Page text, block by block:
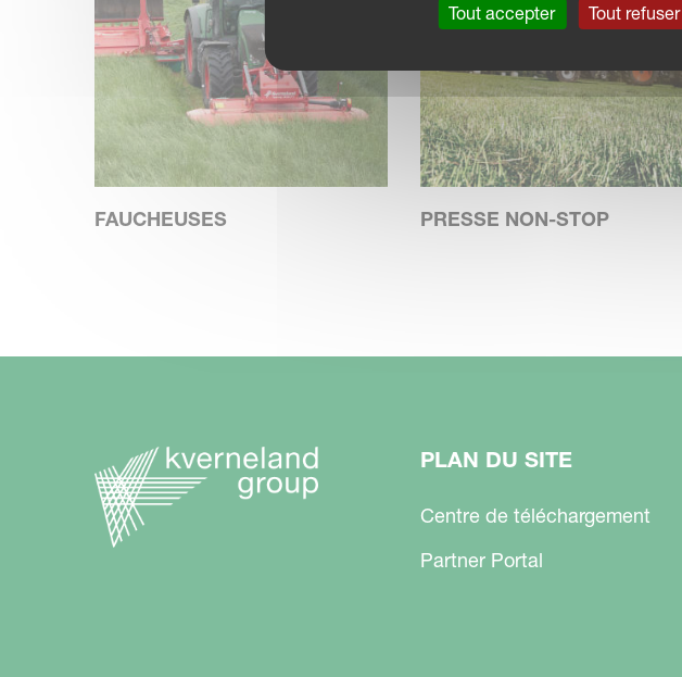
FAUCHEUSES PRESSE NON-STOP
PLAN DU SITE
Centre de téléchargement
Partner Portal
Tout accepter Tout refuser